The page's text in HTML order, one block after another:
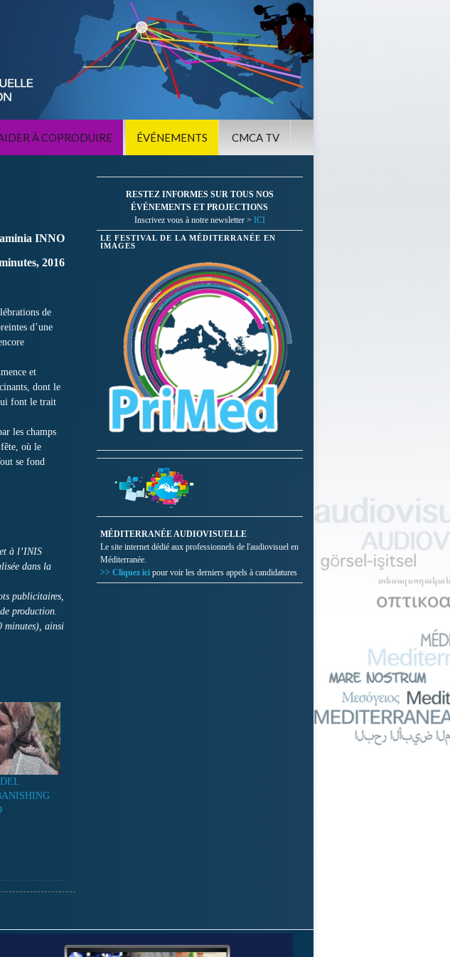
À COPRODUIRE ÉVÉNEMENTS CMCA TV
INNO
2016
de
d’une
et
dont le
font le trait
les champs
fête, où le
se fond
à l’INIS
dans la
publicitaires,
production.
minutes), ainsi
RESTEZ INFORMES SUR TOUS NOS
ÉVÉNEMENTS ET PROJECTIONS
Inscrivez vous à notre newsletter > ICI
LE FESTIVAL DE LA MÉDITERRANÉE EN
IMAGES
MÉDITERRANÉE AUDIOVISUELLE
Le site internet dédié aux professionnels de l'audiovisuel en
Méditerranée.
>> Cliquez ici pour voir les derniers appels à candidatures